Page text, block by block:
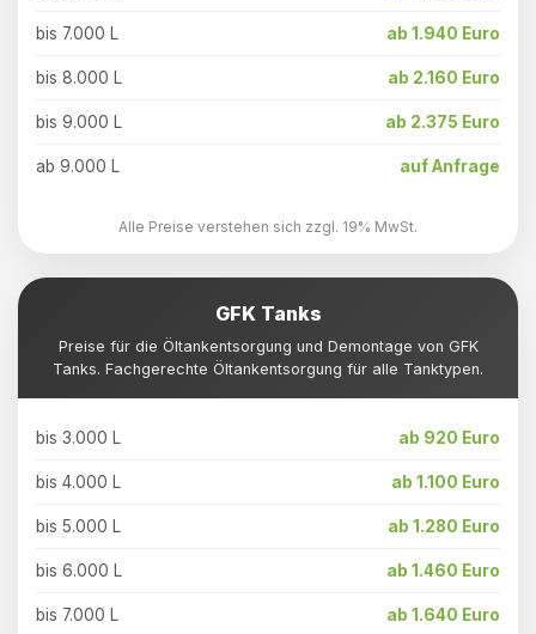
bis 7.000 L ab 1.940 Euro
bis 8.000 L ab 2.160 Euro
bis 9.000 L ab 2.375 Euro
ab 9.000 L auf Anfrage
Alle Preise verstehen sich zzgl. 19% MwSt.
GFK Tanks
Preise für die Öltankentsorgung und Demontage von GFK
Tanks. Fachgerechte Öltankentsorgung für alle Tanktypen.
bis 3.000 L ab 920 Euro
bis 4.000 L ab 1.100 Euro
bis 5.000 L ab 1.280 Euro
bis 6.000 L ab 1.460 Euro
bis 7.000 L ab 1.640 Euro